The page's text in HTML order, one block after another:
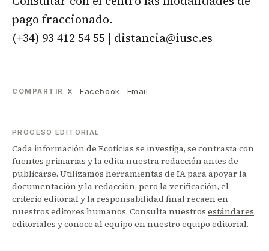
pago fraccionado.
(+34) 93 412 54 55 | distancia@iusc.es
COMPARTIR X Facebook Email
PROCESO EDITORIAL
Cada información de Ecoticias se investiga, se contrasta con
fuentes primarias y la edita nuestra redacción antes de
publicarse. Utilizamos herramientas de IA para apoyar la
documentación y la redacción, pero la verificación, el
criterio editorial y la responsabilidad final recaen en
nuestros editores humanos. Consulta nuestros estándares
editoriales y conoce al equipo en nuestro equipo editorial.